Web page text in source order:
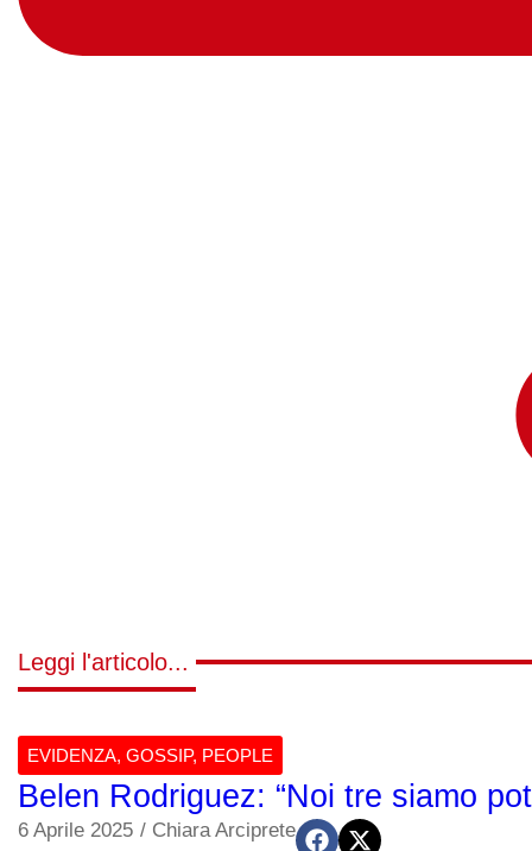
Leggi l'articolo...
EVIDENZA, GOSSIP, PEOPLE
Belen Rodriguez: “Noi tre siamo
6 Aprile 2025 / Chiara Arciprete